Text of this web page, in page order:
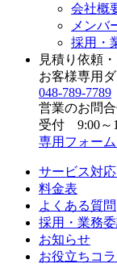
会社概
メンバ
採用・
見積り依頼
お客様専用
048-789-7789
営業のお問
受付 9:00～
専用フォー
サービス対
料金表
よくある質問
採用・業務
お知らせ
お役立ちコ